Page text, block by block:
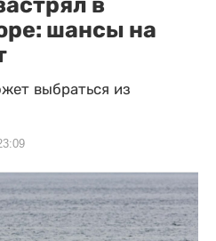
шансы на
выбраться из